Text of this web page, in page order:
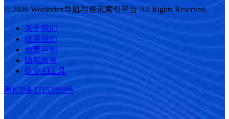
© 2026 Wooindex导航与资讯索引平台 All Rights Reserved.
关于我们
联系我们
免责声明
隐私政策
提交AI工具
粤ICP备17152899号